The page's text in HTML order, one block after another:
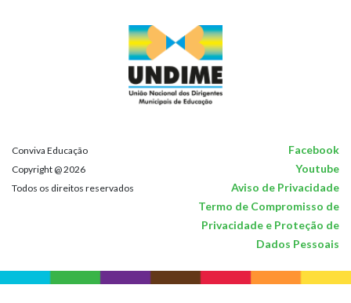
Conviva Educação Facebook
Copyright @ 2026 Youtube
Todos os direitos reservados
Aviso de Privacidade
Termo de Compromisso de
Privacidade e Proteção de
Dados Pessoais